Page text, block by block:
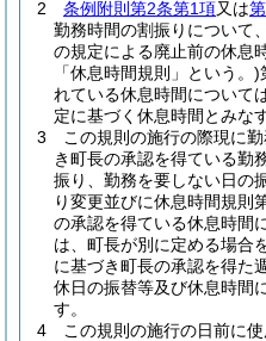
2
条例附則第2条第1項又は
勤務時間の割振りについて
の規定による廃止前の休息
「休息時間規則」という。)
れている休息時間については
定に基づく休息時間とみなす
3
この規則の施行の際現に
き町長の承認を得ている勤
振り、勤務を要しない日の
り変更並びに休息時間規則
の承認を得ている休息時間
は、町長が別に定める場合
に基づき町長の承認を得た
休日の振替等及び休息時間
す。
4
この規則の施行の日前に